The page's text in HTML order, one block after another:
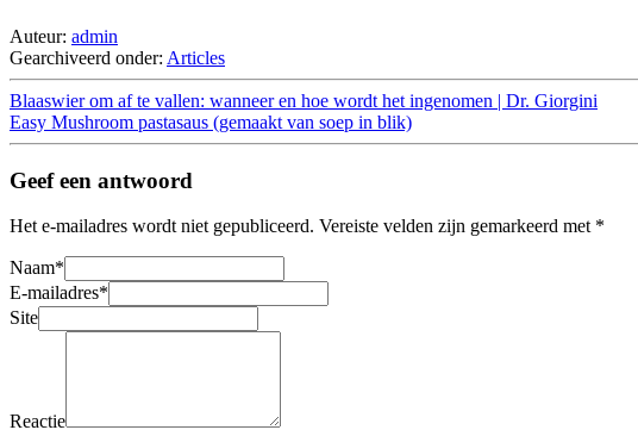
Auteur: admin
Gearchiveerd onder: Articles
Blaaswier om af te vallen: wanneer en hoe wordt het ingenomen | Dr. Giorgini
Easy Mushroom pastasaus (gemaakt van soep in blik)
Geef een antwoord
Het e-mailadres wordt niet gepubliceerd. Vereiste velden zijn gemarkeerd met *
Naam*
E-mailadres*
Site
Reactie